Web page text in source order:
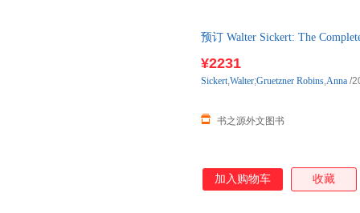
预订 Walter Sickert: The
¥2231
书之源外文图书
Sickert,Walter;Gruetzner Robins,Anna /
加入购物车 收藏